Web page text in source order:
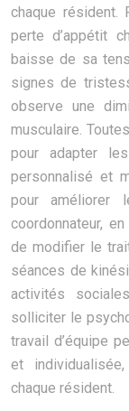
chaque résident.
perte d’appétit
baisse de sa
signes de
observe une
musculaire.
pour adapter
personnalisé et
pour améliorer
coordonnateur,
de modifier le
séances de
activités
solliciter le
travail d’équipe
et
chaque résident.